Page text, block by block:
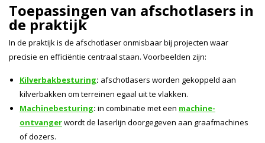
Toepassingen van afschotlasers in
de praktijk
In de praktijk is de afschotlaser onmisbaar bij projecten waar
precisie en efficiëntie centraal staan. Voorbeelden zijn:
Kilverbakbesturing: afschotlasers worden gekoppeld aan
kilverbakken om terreinen egaal uit te vlakken.
Machinebesturing: in combinatie met een machine-
ontvangerwordt de laserlijn doorgegeven aan graafmachines
of dozers.